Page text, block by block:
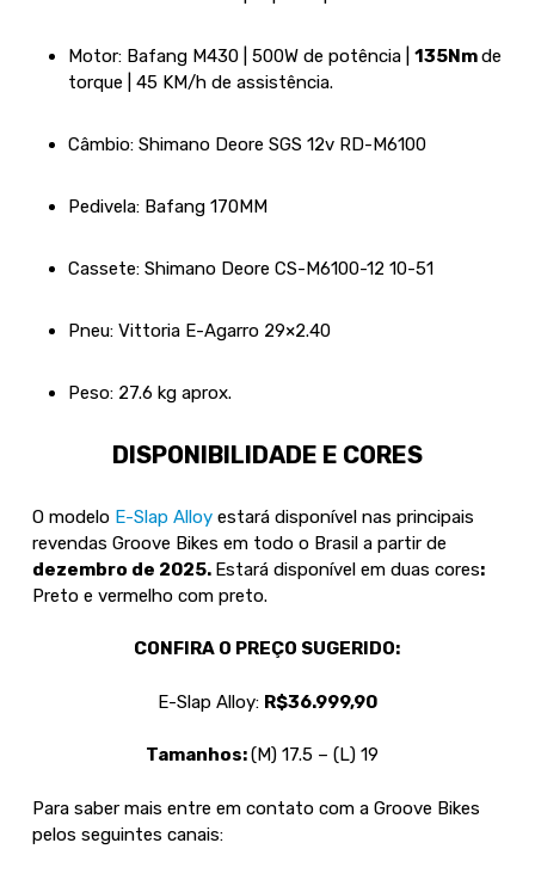
Motor: Bafang M430 | 500W de potência | 135Nmde
torque | 45 KM/h de assistência.
Câmbio: Shimano Deore SGS 12v RD-M6100
Pedivela: Bafang 170MM
Cassete: Shimano Deore CS-M6100-12 10-51
Pneu: Vittoria E-Agarro 29×2.40
Peso: 27.6 kg aprox.
DISPONIBILIDADE E CORES
O modelo E-Slap Alloyestará disponível nas principais
revendas Groove Bikes em todo o Brasil a partir de
dezembro de 2025. Estará disponível em duas cores:
Preto e vermelho com preto.
CONFIRA O PREÇO SUGERIDO:
E-Slap Alloy: R$36.999,90
Tamanhos:(M) 17.5 – (L) 19
Para saber mais entre em contato com a Groove Bikes
pelos seguintes canais: